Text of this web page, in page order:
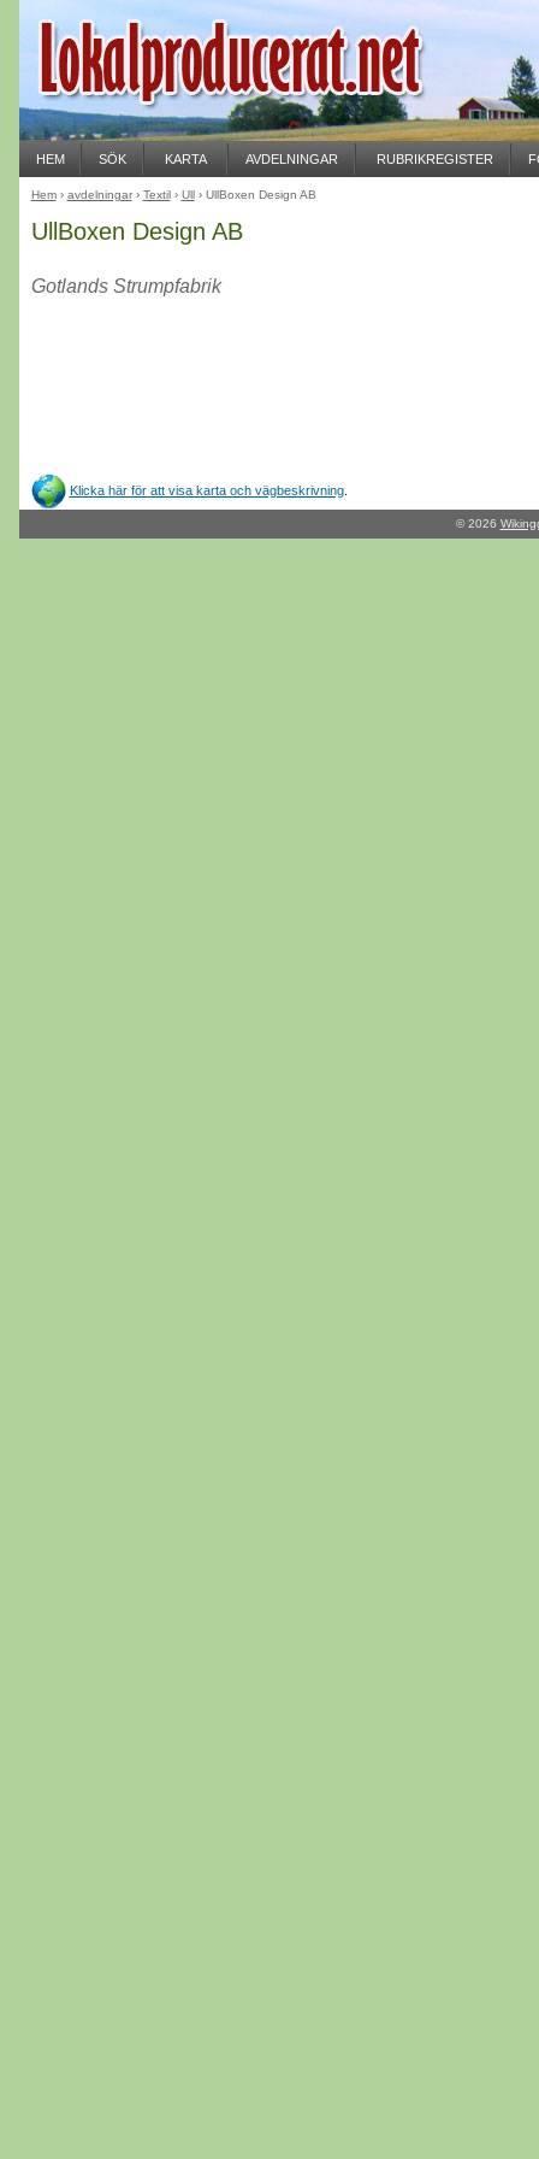
UllBoxen Design AB
Gotlands Strumpfabrik
Klicka här för att visa karta och vägbeskrivning.
Hem› avdelningar› Textil› Ull› UllBoxen Design AB
© 2026
HEM SÖK KARTA AVDELNINGAR RUBRIKREGISTER